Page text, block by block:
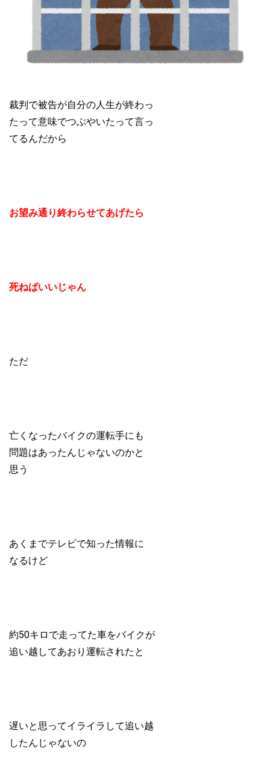
裁判で被告が自分の人生が終わっ
たって意味でつぶやいたって言っ
てるんだから
お望み通り終わらせてあげたら
死ねばいいじゃん
ただ
亡くなったバイクの運転手にも
問題はあったんじゃないのかと
思う
あくまでテレビで知った情報に
なるけど
約50キロで走ってた車をバイクが
追い越してあおり運転されたと
遅いと思ってイライラして追い越
したんじゃないの